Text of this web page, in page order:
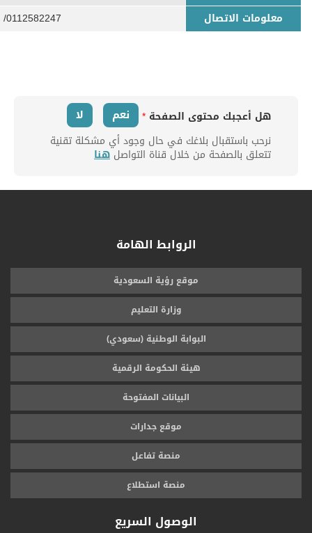
معلومات الاتصال
0112582247
هل أعجبك محتوى الصفحة * نعم لا
نرحب باستقبال بلاغك في حال وجود أي مشكلة تقنية
تتعلق بالصفحة من خلال قناة التواصل هنا
الروابط الهامة
موقع رؤية السعودية
وزارة التعليم
البوابة الوطنية (سعودي)
هيئة الحكومة الرقمية
البيانات المفتوحة
موقع جدارات
منصة تفاعل
منصة استطلاع
الوصول السريع